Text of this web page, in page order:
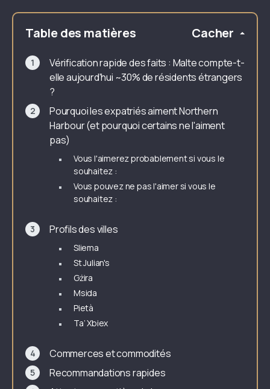
Table des matières Cacher
Vérification rapide des faits : Malte compte-t-
elle aujourd'hui ~30% de résidents étrangers
?
Pourquoi les expatriés aiment Northern
Harbour (et pourquoi certains ne l'aiment
pas)
Vous l'aimerez probablement si vous le
souhaitez :
Vous pouvez ne pas l'aimer si vous le
souhaitez :
Profils des villes
Sliema
St Julian's
Gżira
Msida
Pietà
Ta’ Xbiex
Commerces et commodités
Recommandations rapides